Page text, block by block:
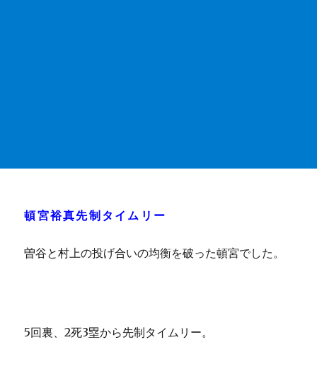
頓宮裕真先制タイムリー
曽谷と村上の投げ合いの均衡を破った頓宮でした。
5回裏、2死3塁から先制タイムリー。